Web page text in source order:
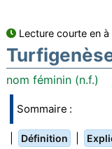
Lecture courte en à
nom féminin (n.f.)
Sommaire :
Définition